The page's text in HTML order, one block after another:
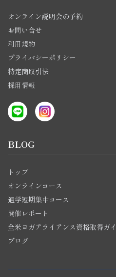
オンライン説明会の予約
お問い合せ
利用規約
プライバシーポリシー
特定商取引法
採用情報
BLOG
トップ
オンラインコース
通学短期集中コース
開催レポート
全米ヨガアライアンス資格取得ガ
ブログ